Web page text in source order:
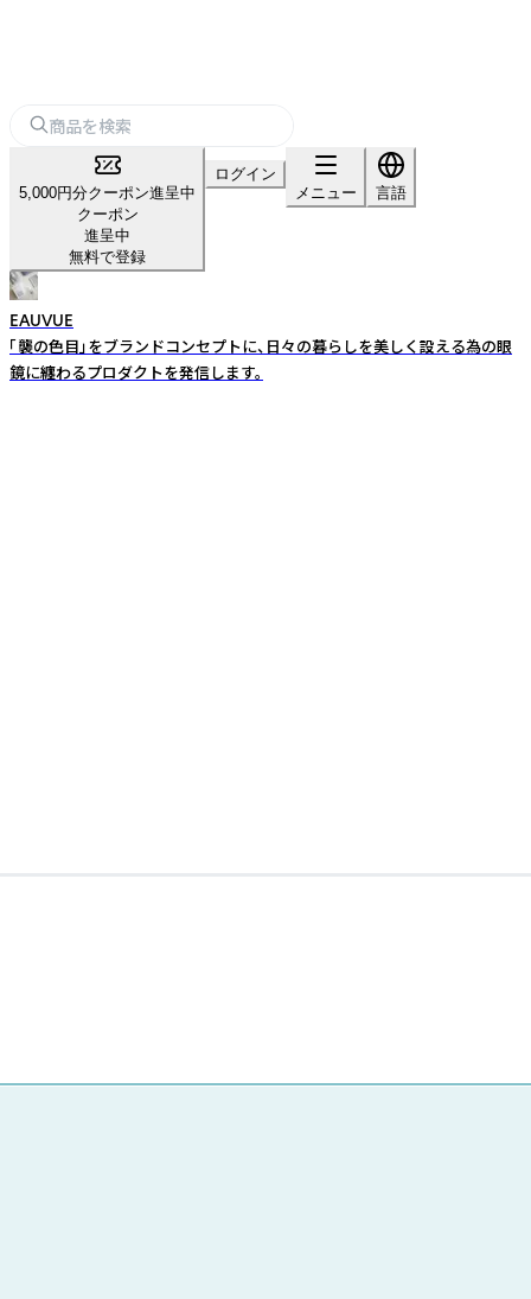
5,000円分クーポン進呈中
クーポン
進呈中
無料で登録
ログイン
メニュー
言語
EAUVUE
「襲の色目」をブランドコンセプトに、日々の暮らしを美しく設える為の眼
鏡に纏わるプロダクトを発信します。